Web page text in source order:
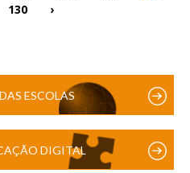
130 ›
ESCOLAS
DIGITAL